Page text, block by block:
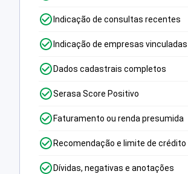
Indicação de consultas recentes
Indicação de empresas vinculadas
Dados cadastrais completos
Serasa Score Positivo
Faturamento ou renda presumida
Recomendação e limite de crédito
Dívidas, negativas e anotações